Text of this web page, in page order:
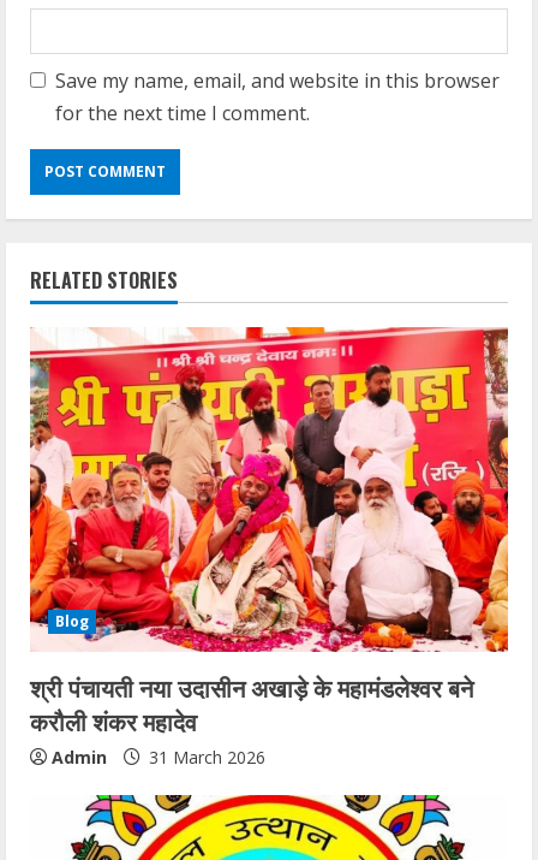
Save my name, email, and website in this browser
for the next time I comment.
RELATED STORIES
Blog
श्री पंचायती नया उदासीन अखाड़े के महामंडलेश्वर बने
करौली शंकर महादेव
Admin 31 March 2026